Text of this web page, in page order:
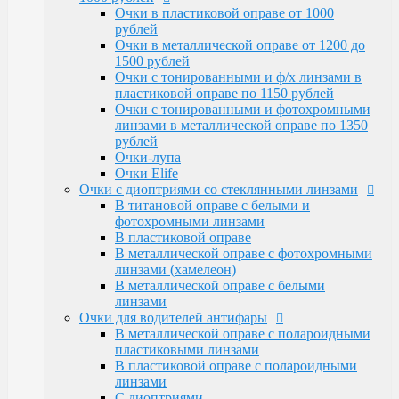
Очки Elife
Очки с диоптриями со стеклянными линзами
В титановой оправе с белыми и
фотохромными линзами
В пластиковой оправе
В металлической оправе с фотохромными
линзами (хамелеон)
В металлической оправе с белыми линзами
Очки для водителей антифары
В металлической оправе с полароидными
пластиковыми линзами
В пластиковой оправе с полароидными
линзами
С диоптриями
Очки для компьютера
В пластиковой оправе с полимерными
линзами
В металлической оправе
Тренажерные очки
В пластиковой оправе
В металлической оправе
Очки глаукомные
Очки Эксклюзивные Ricardi от 15000
Бренд оправы
Очки в пластиковой оправе от 1000
рублей
Очки в металлической оправе от 1200 до
1500 рублей
Очки с тонированными и ф/х линзами в
пластиковой оправе по 1150 рублей
Очки с тонированными и фотохромными
линзами в металлической оправе по 1350
рублей
Очки-лупа
Очки Elife
Очки с диоптриями со стеклянными линзами
В титановой оправе с белыми и
фотохромными линзами
В пластиковой оправе
В металлической оправе с фотохромными
линзами (хамелеон)
В металлической оправе с белыми
линзами
Очки для водителей антифары
В металлической оправе с полароидными
пластиковыми линзами
В пластиковой оправе с полароидными
линзами